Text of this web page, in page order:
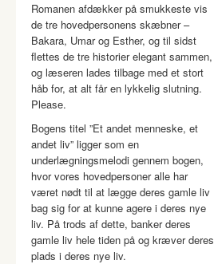
Romanen afdækker på smukkeste vis
de tre hovedpersonens skæbner –
Bakara, Umar og Esther, og til sidst
flettes de tre historier elegant sammen,
og læseren lades tilbage med et stort
håb for, at alt får en lykkelig slutning.
Please.
Bogens titel ”Et andet menneske, et
andet liv” ligger som en
underlægningsmelodi gennem bogen,
hvor vores hovedpersoner alle har
været nødt til at lægge deres gamle liv
bag sig for at kunne agere i deres nye
liv. På trods af dette, banker deres
gamle liv hele tiden på og kræver deres
plads i deres nye liv.